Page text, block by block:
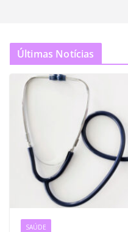
Últimas Notícias
SAÚDE